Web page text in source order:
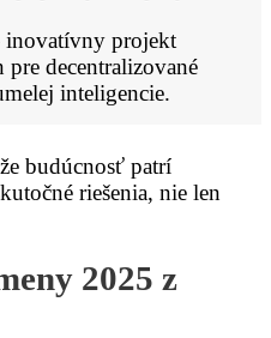
inovatívny projekt
decentralizované
inteligencie.
budúcnosť patrí
riešenia, nie len
2025 z